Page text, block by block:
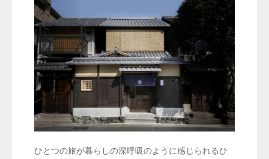
ひとつの旅が暮らしの深呼吸のように感じられるひ